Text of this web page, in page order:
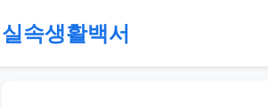
실속생활백서
절